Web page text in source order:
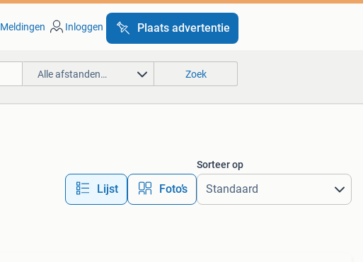
Meldingen Inloggen Plaats advertentie
Alle afstanden… Zoek
Lijst Foto’s
Sorteer op